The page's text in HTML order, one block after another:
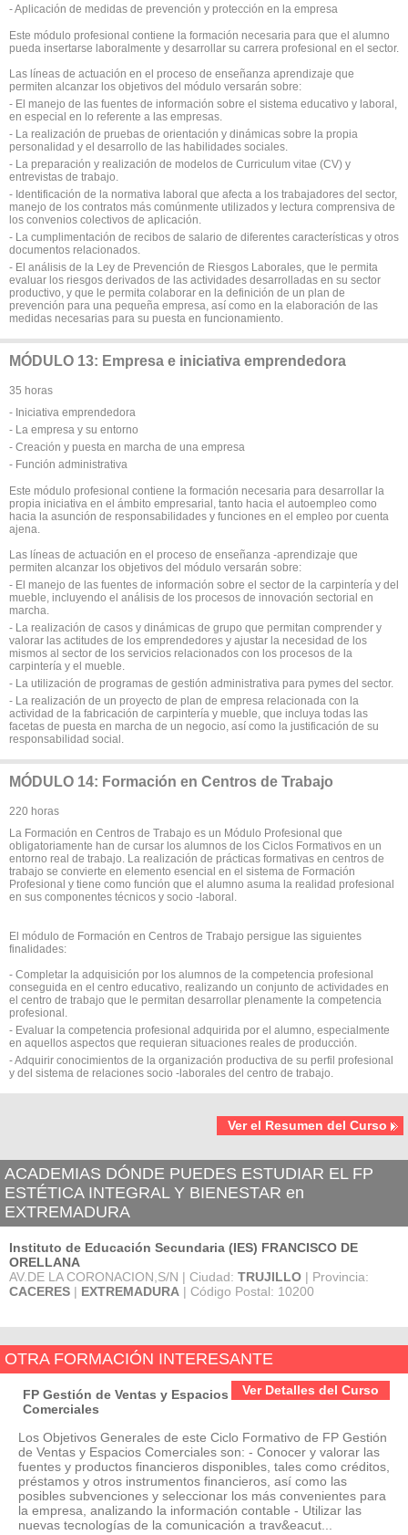
- Aplicación de medidas de prevención y protección en la empresa
Este módulo profesional contiene la formación necesaria para que el alumno
pueda insertarse laboralmente y desarrollar su carrera profesional en el sector.
Las líneas de actuación en el proceso de enseñanza aprendizaje que
permiten alcanzar los objetivos del módulo versarán sobre:
- El manejo de las fuentes de información sobre el sistema educativo y laboral,
en especial en lo referente a las empresas.
- La realización de pruebas de orientación y dinámicas sobre la propia
personalidad y el desarrollo de las habilidades sociales.
- La preparación y realización de modelos de Curriculum vitae (CV) y
entrevistas de trabajo.
- Identificación de la normativa laboral que afecta a los trabajadores del sector,
manejo de los contratos más comúnmente utilizados y lectura comprensiva de
los convenios colectivos de aplicación.
- La cumplimentación de recibos de salario de diferentes características y otros
documentos relacionados.
- El análisis de la Ley de Prevención de Riesgos Laborales, que le permita
evaluar los riesgos derivados de las actividades desarrolladas en su sector
productivo, y que le permita colaborar en la definición de un plan de
prevención para una pequeña empresa, así como en la elaboración de las
medidas necesarias para su puesta en funcionamiento.
MÓDULO 13: Empresa e iniciativa emprendedora
35 horas
- Iniciativa emprendedora
- La empresa y su entorno
- Creación y puesta en marcha de una empresa
- Función administrativa
Este módulo profesional contiene la formación necesaria para desarrollar la
propia iniciativa en el ámbito empresarial, tanto hacia el autoempleo como
hacia la asunción de responsabilidades y funciones en el empleo por cuenta
ajena.
Las líneas de actuación en el proceso de enseñanza -aprendizaje que
permiten alcanzar los objetivos del módulo versarán sobre:
- El manejo de las fuentes de información sobre el sector de la carpintería y del
mueble, incluyendo el análisis de los procesos de innovación sectorial en
marcha.
- La realización de casos y dinámicas de grupo que permitan comprender y
valorar las actitudes de los emprendedores y ajustar la necesidad de los
mismos al sector de los servicios relacionados con los procesos de la
carpintería y el mueble.
- La utilización de programas de gestión administrativa para pymes del sector.
- La realización de un proyecto de plan de empresa relacionada con la
actividad de la fabricación de carpintería y mueble, que incluya todas las
facetas de puesta en marcha de un negocio, así como la justificación de su
responsabilidad social.
MÓDULO 14: Formación en Centros de Trabajo
220 horas
La Formación en Centros de Trabajo es un Módulo Profesional que
obligatoriamente han de cursar los alumnos de los Ciclos Formativos en un
entorno real de trabajo. La realización de prácticas formativas en centros de
trabajo se convierte en elemento esencial en el sistema de Formación
Profesional y tiene como función que el alumno asuma la realidad profesional
en sus componentes técnicos y socio -laboral.
El módulo de Formación en Centros de Trabajo persigue las siguientes
finalidades:
- Completar la adquisición por los alumnos de la competencia profesional
conseguida en el centro educativo, realizando un conjunto de actividades en
el centro de trabajo que le permitan desarrollar plenamente la competencia
profesional.
- Evaluar la competencia profesional adquirida por el alumno, especialmente
en aquellos aspectos que requieran situaciones reales de producción.
- Adquirir conocimientos de la organización productiva de su perfil profesional
y del sistema de relaciones socio -laborales del centro de trabajo.
Ver el Resumen del Curso
ACADEMIAS DÓNDE PUEDES ESTUDIAR EL FP
ESTÉTICA INTEGRAL Y BIENESTAR en
EXTREMADURA
Instituto de Educación Secundaria (IES) FRANCISCO DE
ORELLANA
AV.DE LA CORONACION,S/N | Ciudad: TRUJILLO | Provincia:
CACERES | EXTREMADURA | Código Postal: 10200
OTRA FORMACIÓN INTERESANTE
Ver Detalles del Curso
FP Gestión de Ventas y Espacios
Comerciales
Los Objetivos Generales de este Ciclo Formativo de FP Gestión
de Ventas y Espacios Comerciales son: - Conocer y valorar las
fuentes y productos financieros disponibles, tales como créditos,
préstamos y otros instrumentos financieros, así como las
posibles subvenciones y seleccionar los más convenientes para
la empresa, analizando la información contable - Utilizar las
nuevas tecnologías de la comunicación a trav&eacut...